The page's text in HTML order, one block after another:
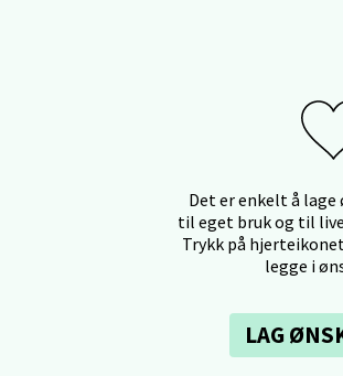
Det er enkelt å lage
til eget bruk og til
Trykk på
legge i
LAG